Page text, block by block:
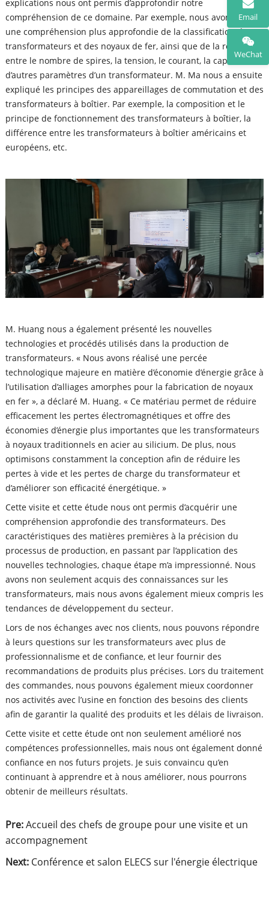
explications nous ont permis d’approfondir notre
compréhension de ce domaine. Par exemple, nous avons acquis
une compréhension plus approfondie de la classification des
transformateurs et des noyaux de fer, ainsi que de la relation
entre le nombre de spires, la tension, le courant, la capacité et
d’autres paramètres d’un transformateur. M. Ma nous a ensuite
expliqué les principes des appareillages de commutation et des
transformateurs à boîtier. Par exemple, la composition et le
principe de fonctionnement des transformateurs à boîtier, la
différence entre les transformateurs à boîtier américains et
européens, etc.
M. Huang nous a également présenté les nouvelles
technologies et procédés utilisés dans la production de
transformateurs. « Nous avons réalisé une percée
technologique majeure en matière d’économie d’énergie grâce à
l’utilisation d’alliages amorphes pour la fabrication de noyaux
en fer », a déclaré M. Huang. « Ce matériau permet de réduire
efficacement les pertes électromagnétiques et offre des
économies d’énergie plus importantes que les transformateurs
à noyaux traditionnels en acier au silicium. De plus, nous
optimisons constamment la conception afin de réduire les
pertes à vide et les pertes de charge du transformateur et
d’améliorer son efficacité énergétique. »
Cette visite et cette étude nous ont permis d’acquérir une
compréhension approfondie des transformateurs. Des
caractéristiques des matières premières à la précision du
processus de production, en passant par l’application des
nouvelles technologies, chaque étape m’a impressionné. Nous
avons non seulement acquis des connaissances sur les
transformateurs, mais nous avons également mieux compris les
tendances de développement du secteur.
Lors de nos échanges avec nos clients, nous pouvons répondre
à leurs questions sur les transformateurs avec plus de
professionnalisme et de confiance, et leur fournir des
recommandations de produits plus précises. Lors du traitement
des commandes, nous pouvons également mieux coordonner
nos activités avec l’usine en fonction des besoins des clients
afin de garantir la qualité des produits et les délais de livraison.
Cette visite et cette étude ont non seulement amélioré nos
compétences professionnelles, mais nous ont également donné
confiance en nos futurs projets. Je suis convaincu qu’en
continuant à apprendre et à nous améliorer, nous pourrons
obtenir de meilleurs résultats.
Pre:Accueil des chefs de groupe pour une visite et un
accompagnement
Next: Conférence et salon ELECS sur l'énergie électrique
Email
WeChat